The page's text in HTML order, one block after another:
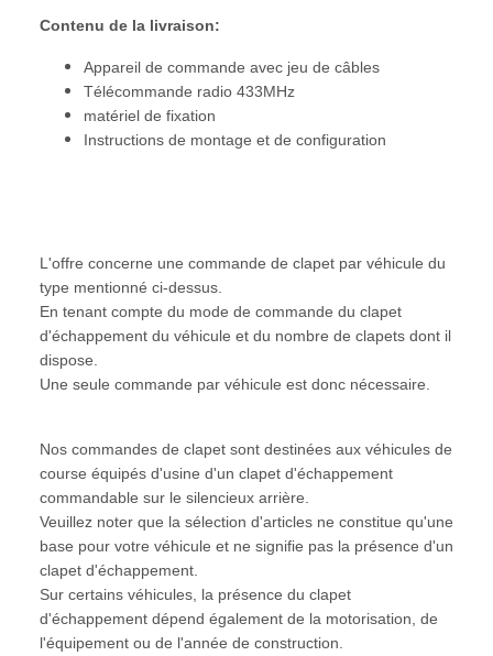
Contenu de la livraison:
Appareil de commande avec jeu de câbles
Télécommande radio 433MHz
matériel de fixation
Instructions de montage et de configuration
L'offre concerne une commande de clapet par véhicule du
type mentionné ci-dessus.
En tenant compte du mode de commande du clapet
d'échappement du véhicule et du nombre de clapets dont il
dispose.
Une seule commande par véhicule est donc nécessaire.
Nos commandes de clapet sont destinées aux véhicules de
course équipés d'usine d'un clapet d'échappement
commandable sur le silencieux arrière.
Veuillez noter que la sélection d'articles ne constitue qu'une
base pour votre véhicule et ne signifie pas la présence d'un
clapet d'échappement.
Sur certains véhicules, la présence du clapet
d'échappement dépend également de la motorisation, de
l'équipement ou de l'année de construction.